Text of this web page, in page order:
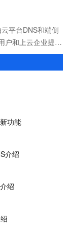
平台DNS和端侧
户和上云企业提供
软件及移动端
功能
介绍
绍